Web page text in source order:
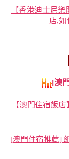
【香港迪士尼
店,如
[澳
【澳門住宿飯
[澳門住宿推薦]